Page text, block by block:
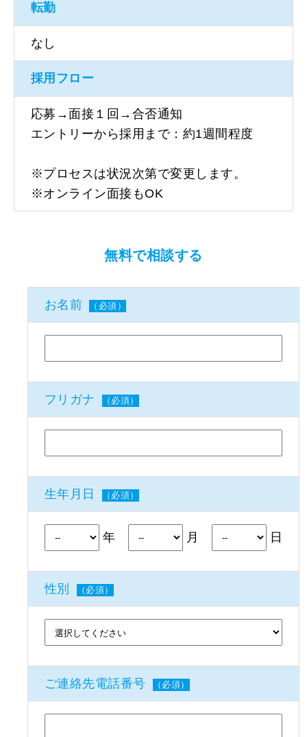
転勤
なし
採用フロー
応募→面接１回→合否通知
エントリーから採用まで：約1週間程度
※プロセスは状況次第で変更します。
※オンライン面接もOK
無料で相談する
お名前 （必須）
フリガナ （必須）
生年月日 （必須）
年 月 日
性別 （必須）
ご連絡先電話番号 （必須）